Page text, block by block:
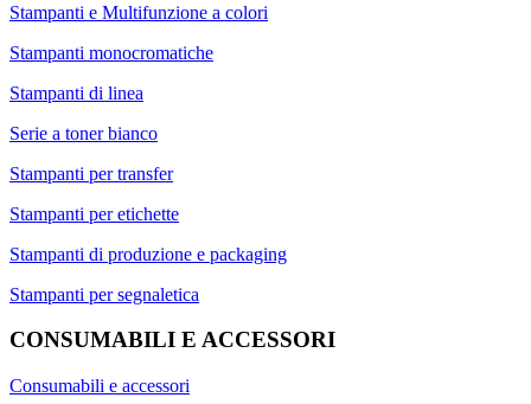
Stampanti e Multifunzione a colori
Stampanti monocromatiche
Stampanti di linea
Serie a toner bianco
Stampanti per transfer
Stampanti per etichette
Stampanti di produzione e packaging
Stampanti per segnaletica
CONSUMABILI E ACCESSORI
Consumabili e accessori